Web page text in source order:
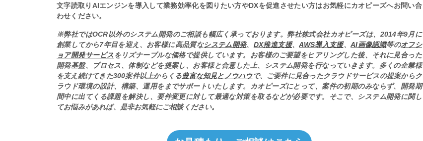
文字読取りAIエンジンを導入して業務効率化を図りたい方やDXを促進させたい方はお気軽にカオピーズへお問い合
わせください。
※弊社ではOCR以外のシステム開発のご相談も幅広く承っております。弊社株式会社カオピーズは、2014年9月に
創業してから7年目を迎え、お客様に高品質なシステム開発、 DX推進支援、AWS導入支援、AI画像認識等のオフシ
ョア開発サービス をリズナーブルな価格で提供しています。お客様のご要望をヒアリングした後、それに見合った
開発基盤、プロセス、体制などを提案し、お客様と合意した上、システム開発を行なっていきます。多くの企業様
を支え続けてきた300案件以上からくる豊富な知見とノウハウで、ご要件に見合ったクラウドサービスの提案からク
ラウド環境の設計、構築、運用をまでサポートいたします。カオピーズにとって、案件の初期のみならず、開発期
間中に出てくる課題を解決し、要件変更に対して最適な対策を取るなどが必要です。そこで、システム開発に関し
てお悩みがあれば、是非お気軽にご相談ください。